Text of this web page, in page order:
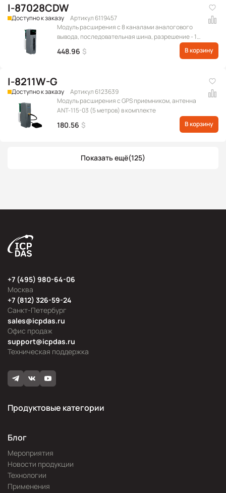
I-87028CDW
Доступно к заказу
Артикул 6119457
Модуль расширения с 8 каналами аналогового
вывода, последовательная шина, разрешение - 12
бит, с межканальной изоляцией (Диапазон
выходных сигналов: 0 ~ +20 мА, +4 ~ +20 мА)
448.96 $ В корзину
I-8211W-G
Доступно к заказу
Артикул 6123639
Модуль расширения с GPS приемником, антенна
ANT-115-03 (5 метров) в комплекте
180.56 $ В корзину
Показать ещё(125)
Москва
+7 (495) 980-64-06
Офис продаж
sales@icpdas.ru
Санкт-Петербург
+7 (812) 326-59-24
Техническая поддержка
support@icpdas.ru
Продуктовые категории
Блог
Мероприятия
Новости продукции
Технологии
Применения